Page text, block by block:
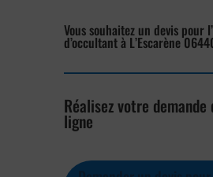
Vous souhaitez un devis pour
d’occultant à L’Escarène
Réalisez votre demande
ligne